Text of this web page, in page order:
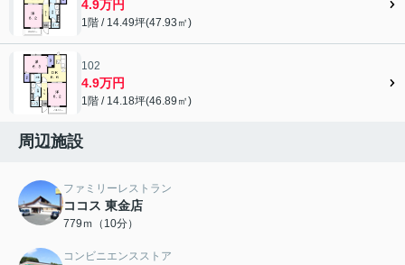
4.9万円
1階 / 14.49坪(47.93㎡)
102
4.9万円
1階 / 14.18坪(46.89㎡)
周辺施設
ファミリーレストラン
ココス 東金店
779ｍ（10分）
コンビニエンスストア